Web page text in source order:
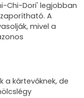
Chi-Dori' legjobban
A
mivel a
a kártevőknek, de